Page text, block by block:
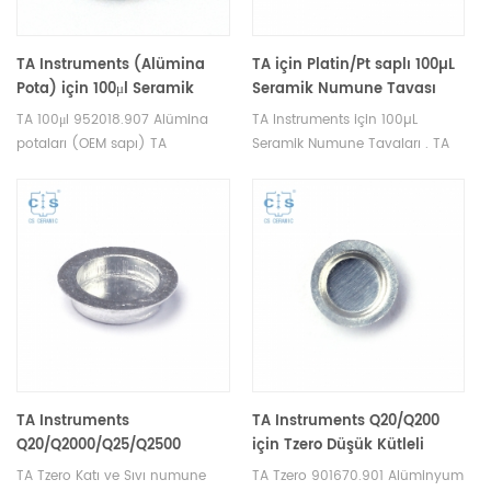
TA Instruments (Alümina
Pota) için 100μl Seramik
Numune Tavaları (Özel
H:18.6MM))
TA 100μl 952018.907 Alümina
potaları (OEM sapı) TA
Numune Tavaları TA Q500/Q50
TGA 2950/2050 . TA potaları ve
TA Instruments iyi bir alternatif
numune tavası.
TA için Platin/Pt saplı 100µL
Seramik Numune Tavası
TA Instruments için 100µL
Seramik Numune Tavaları . TA
tavaları üreticisi . dsc tga cihazı
için termal analiz pota sarf
malzemeleri.
TA Instruments
Q20/Q2000/Q25/Q2500
(Numune Bardakları) için
TA Tzero Katı ve Sıvı numune
TA Instruments Q20/Q200
için Tzero Düşük Kütleli
Tavalar 901670.901 (Numune
TA Tzero 901670.901 Alüminyum